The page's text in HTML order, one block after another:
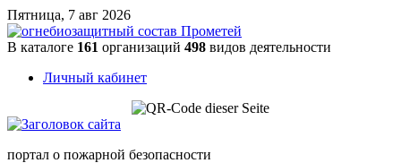
Пятница, 7 авг 2026
В каталоге 161 организаций 498 видов деятельности
Личный кабинет
портал о пожарной безопасности